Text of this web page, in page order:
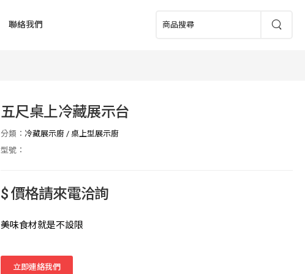
聯絡我們
五尺桌上冷藏展示台
分類： 冷藏展示廚 / 桌上型展示廚
型號：
$ 價格請來電洽詢
美味食材就是不設限
立即連絡我們